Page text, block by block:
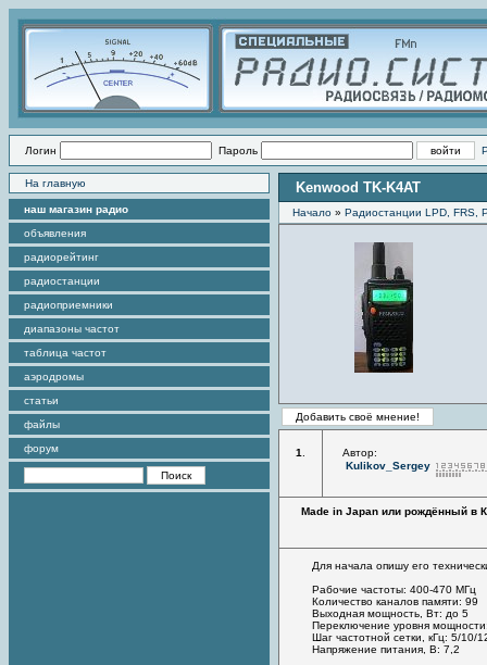
Логин Пароль
На главную
наш магазин радио
объявления
радиорейтинг
радиостанции
радиоприемники
диапазоны частот
таблица частот
аэродромы
статьи
файлы
форум
Kenwood TK-K4AT
Начало » Радиостанции LPD, FRS,
1
Автор:
Kulikov_Sergey
Made in Japan или рождённый в
Для начала опишу его
Рабочие частоты: 400-470 МГц
Количество каналов памяти: 99
Выходная мощность, Вт: до 5
Переключение уровня
Шаг частотной сетки, кГц: 5/10/
Напряжение питания, В: 7,2